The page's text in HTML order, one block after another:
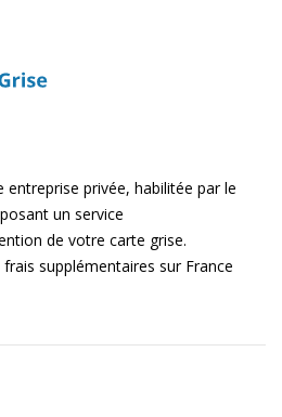
entreprise privée, habilitée par le
un service
de votre carte grise.
supplémentaires sur France